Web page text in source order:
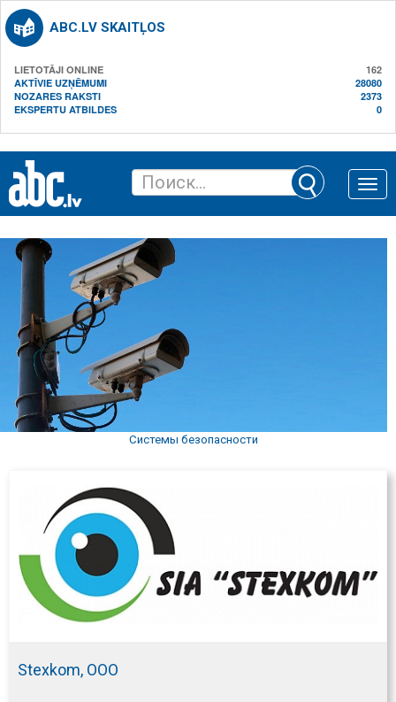
ABC.LV SKAITĻOS
LIETOTĀJI ONLINE
162
AKTĪVIE UZŅĒMUMI
28080
NOZARES RAKSTI
2373
EKSPERTU ATBILDES
0
Toggle
Системы безопасности
Stexkom, ООО